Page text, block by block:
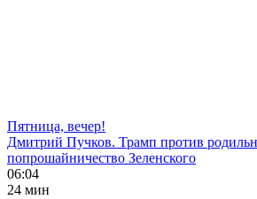
Пятница, вечер!
Дмитрий Пучков. Трамп против
попрошайничество Зеленского
06:04
24 мин